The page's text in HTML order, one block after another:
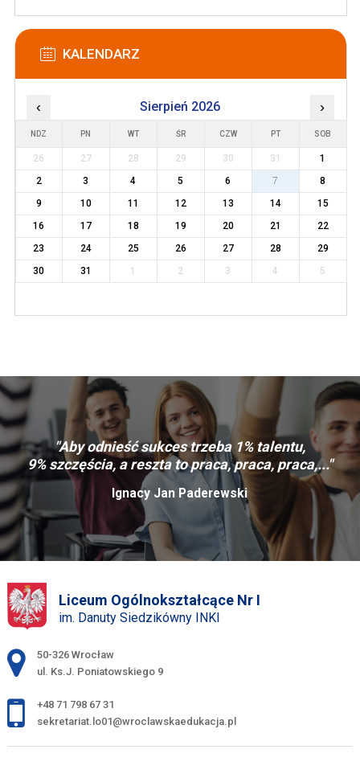
KALENDARZ
‹ Sierpień 2026 ›
NDZ PN WT ŚR CZW PT SOB
26 27 28 29 30 31
1
2
3 4 5 6 7
8
9
10 11 12 13 14
15
16
17 18 19 20 21
22
23
24 25 26 27 28
29
30
31 1 2 3 4 5
"Aby odnieść sukces trzeba 1% talentu,
9% szczęścia, a reszta to praca, praca, praca,..."
Ignacy Jan Paderewski
Liceum Ogólnokształcące Nr I
im. Danuty Siedzikówny INKI
Adres pocztowy:
50-326 Wrocław
ul. Ks.J. Poniatowskiego 9
+48 71 798 67 31
sekretariat.lo01@wroclawskaedukacja.pl